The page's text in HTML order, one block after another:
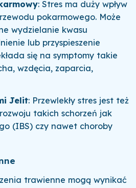
: Stres ma duży wpływ
pokarmowego. Może
wydzielanie kwasu
lub przyspieszenie
się na symptomy takie
wzdęcia, zaparcia,
Jelit: Przewlekły stres jest też
takich schorzeń jak
(IBS) czy nawet choroby
trawienne mogą wynikać